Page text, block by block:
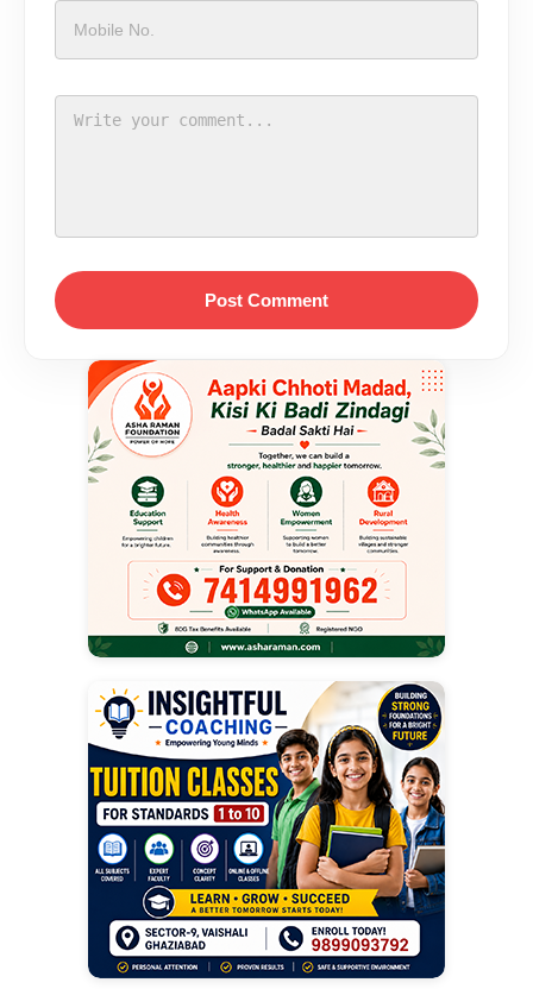
Post Comment